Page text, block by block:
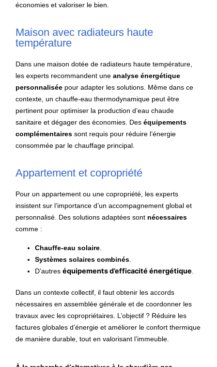
économies et valoriser le bien.
Maison avec radiateurs haute
température
Dans une maison dotée de radiateurs haute température,
les experts recommandent uneanalyse énergétique
personnalisée pour adapter les solutions. Même dans ce
contexte, un chauffe-eau thermodynamique peut être
pertinent pour optimiser la production d’eau chaude
sanitaire et dégager des économies. Deséquipements
complémentaires sont requis pour réduire l’énergie
consommée par le chauffage principal.
Appartement et copropriété
Pour un appartement ou une copropriété, les experts
insistent sur l’importance d’un accompagnement global et
personnalisé. Des solutions adaptées sont nécessaires
comme :
Chauffe-eau solaire
Systèmes solaires combinés
D’autreséquipements d’efficacité énergétique
Dans un contexte collectif, il faut obtenir les accords
nécessaires en assemblée générale et de coordonner les
travaux avec les copropriétaires. L’objectif ? Réduire les
factures globales d’énergie et améliorer le confort thermique
de manière durable, tout en valorisant l’immeuble.